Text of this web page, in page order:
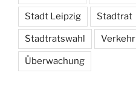
Stadt Leipzig Stadtrat
Stadtratswahl Verkehr
Überwachung